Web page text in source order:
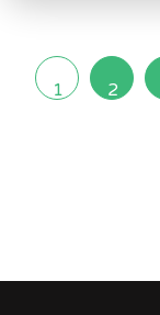
1 2